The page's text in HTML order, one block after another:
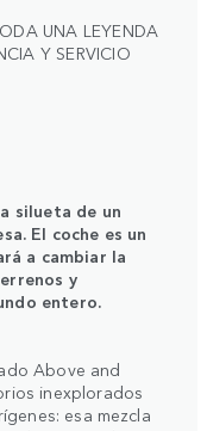
UNA LEYENDA
Y SERVICIO
silueta de un
El coche es un
a cambiar la
y
entero.
Above and
inexplorados
esa mezcla